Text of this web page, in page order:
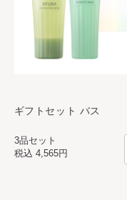
ギフトセット バス
3品セット
税込 4,565円